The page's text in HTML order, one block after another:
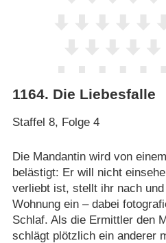
1164. Die Liebesfalle
Staffel 8, Folge 4
Die Mandantin wird von
belästigt: Er will nicht
verliebt ist, stellt ihr nach
Wohnung ein – dabei
Schlaf. Als die Ermittler den
schlägt plötzlich ein anderer